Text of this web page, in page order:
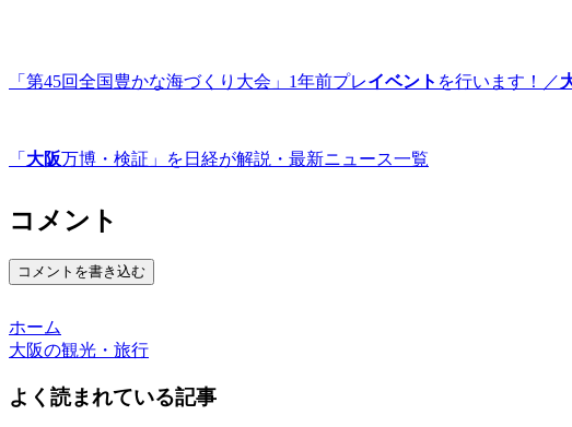
「第45回全国豊かな海づくり大会」1年前プレイベント を行います！／
「 大阪万博・検証」を日経が解説・最新ニュース一覧
コメント
コメントを書き込む
ホーム
大阪の観光・旅行
よく読まれている記事